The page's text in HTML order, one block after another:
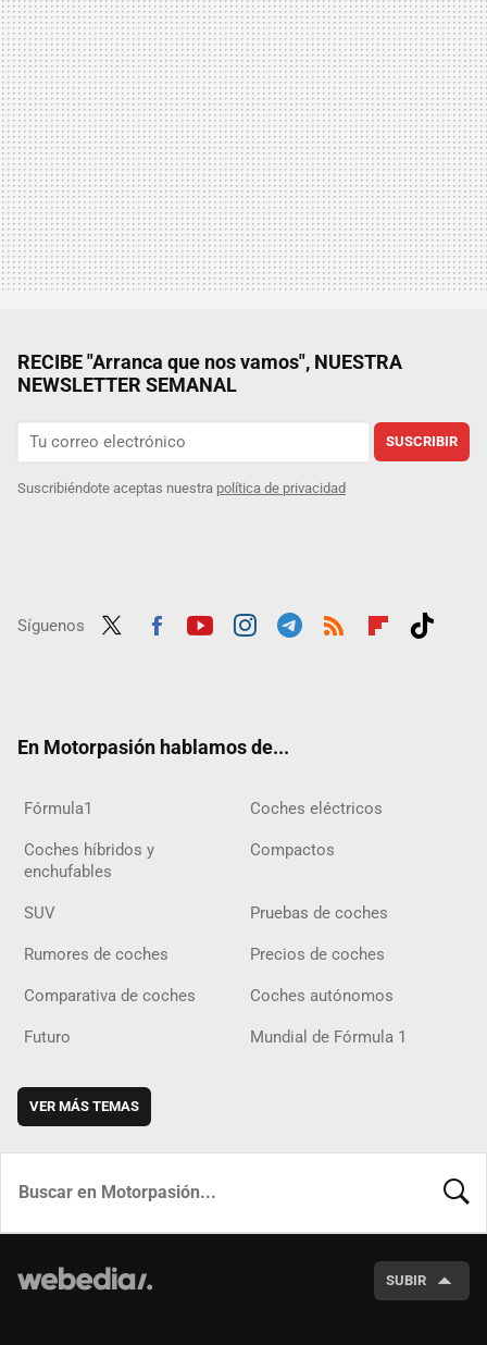
RECIBE "Arranca que nos vamos", NUESTRA
NEWSLETTER SEMANAL
SUSCRIBIR
Suscribiéndote aceptas nuestra política de privacidad
Síguenos
En Motorpasión hablamos de...
Fórmula1 Coches eléctricos
Coches híbridos y
enchufables
Compactos
SUV Pruebas de coches
Rumores de coches Precios de coches
Comparativa de coches Coches autónomos
Futuro Mundial de Fórmula 1
VER MÁS TEMAS
SUBIR